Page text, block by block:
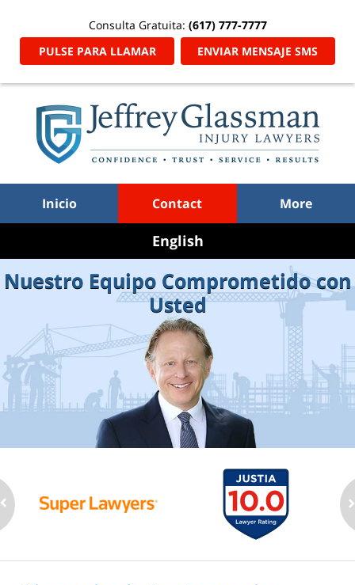
Consulta Gratuita: (617) 777-7777
PULSE PARA LLAMAR
ENVIAR MENSAJE SMS
Inicio Contact More
Go
to
English
Site
Nuestro Equipo Comprometido con
Usted